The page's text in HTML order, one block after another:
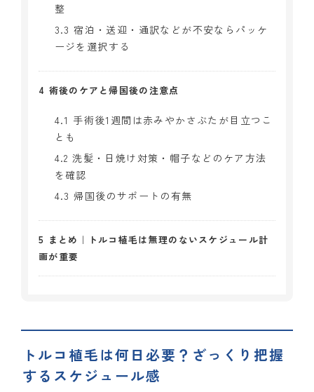
整
3.3 宿泊・送迎・通訳などが不安ならパッケ
ージを選択する
4 術後のケアと帰国後の注意点
4.1 手術後1週間は赤みやかさぶたが目立つこ
とも
4.2 洗髪・日焼け対策・帽子などのケア方法
を確認
4.3 帰国後のサポートの有無
5 まとめ｜トルコ植毛は無理のないスケジュール計
画が重要
トルコ植毛は何日必要？ざっくり把握
するスケジュール感